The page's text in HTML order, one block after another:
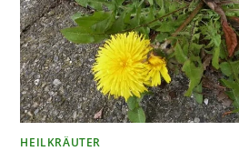
HEILKRÄUTER